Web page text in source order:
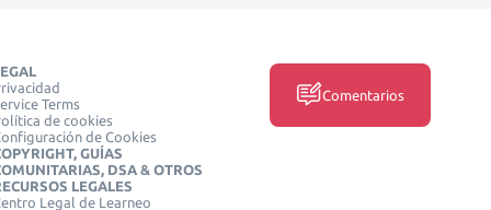
Terms
de cookies
de Cookies
GUÍAS
DSA & OTROS
LEGALES
Legal de Learneo
Comentarios